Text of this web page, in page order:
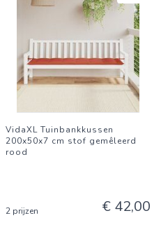
VidaXL Tuinbankkussen
200x50x7 cm stof gemêleerd
rood
2 prijzen € 42,00